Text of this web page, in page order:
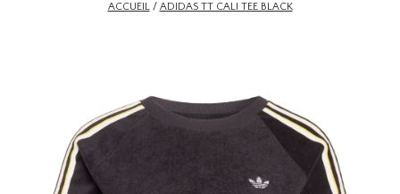
ACCESSOIRES
ACCUEIL/ ADIDAS TT CALI TEE BLACK